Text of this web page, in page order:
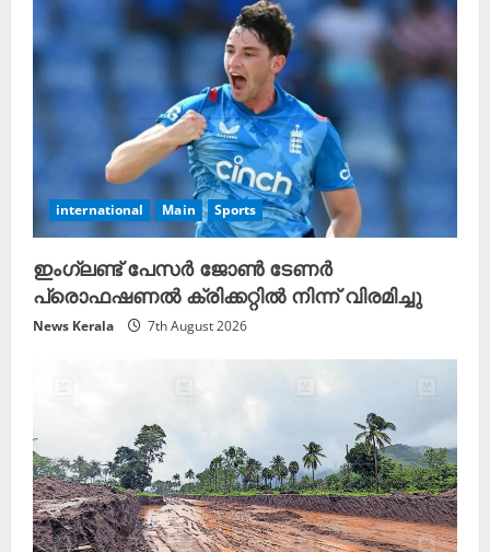
international Main Sports
ഇംഗ്ലണ്ട് പേസര്‍ ജോൺ ടേണർ
പ്രൊഫഷണൽ ക്രിക്കറ്റിൽ നിന്ന് വിരമിച്ചു
News Kerala 7th August 2026